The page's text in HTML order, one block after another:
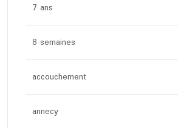
7 ans
8 semaines
accouchement
annecy